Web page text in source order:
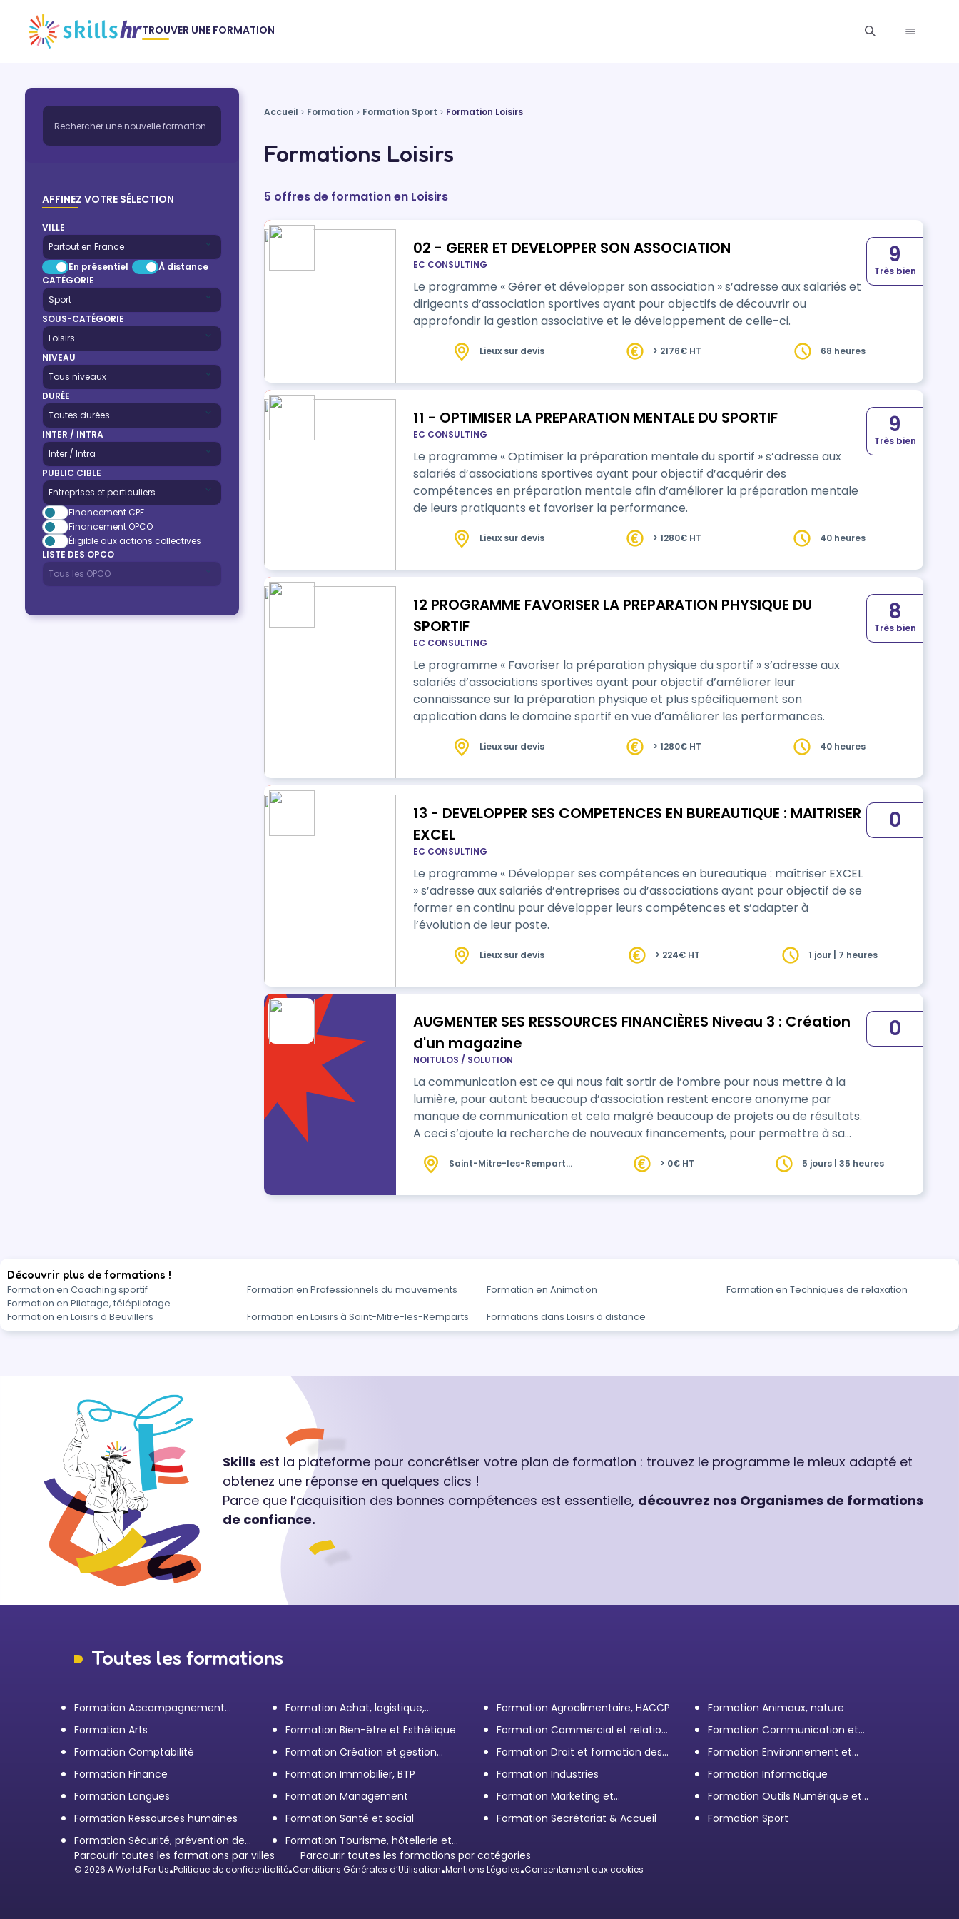
TROUVER UNE FORMATION
AFFINEZ VOTRE SÉLECTION
VILLE
En présentiel
À distance
CATÉGORIE
SOUS-CATÉGORIE
NIVEAU
DURÉE
INTER / INTRA
PUBLIC CIBLE
Financement CPF
Financement OPCO
Éligible aux actions collectives
LISTE DES OPCO
Accueil Formation Formation Sport Formation Loisirs
Formations Loisirs
5 offres de formation en Loisirs
02 - GERER ET DEVELOPPER SON ASSOCIATION
EC CONSULTING
Le programme « Gérer et développer son association » s’adresse aux salariés et
dirigeants d’association sportives ayant pour objectifs de découvrir ou
approfondir la gestion associative et le développement de celle-ci.
9
Très bien
Lieux sur devis > 2176€ HT 68 heures
11 - OPTIMISER LA PREPARATION MENTALE DU SPORTIF
EC CONSULTING
Le programme « Optimiser la préparation mentale du sportif » s’adresse aux
salariés d’associations sportives ayant pour objectif d’acquérir des
compétences en préparation mentale afin d’améliorer la préparation mentale
de leurs pratiquants et favoriser la performance.
9
Très bien
Lieux sur devis > 1280€ HT 40 heures
12 PROGRAMME FAVORISER LA PREPARATION PHYSIQUE DU
SPORTIF
EC CONSULTING
Le programme « Favoriser la préparation physique du sportif » s’adresse aux
salariés d’associations sportives ayant pour objectif d’améliorer leur
connaissance sur la préparation physique et plus spécifiquement son
application dans le domaine sportif en vue d’améliorer les performances.
8
Très bien
Lieux sur devis > 1280€ HT 40 heures
13 - DEVELOPPER SES COMPETENCES EN BUREAUTIQUE : MAITRISER
EXCEL
EC CONSULTING
Le programme « Développer ses compétences en bureautique : maîtriser EXCEL
» s’adresse aux salariés d’entreprises ou d’associations ayant pour objectif de se
former en continu pour développer leurs compétences et s’adapter à
l’évolution de leur poste.
0
Lieux sur devis > 224€ HT 1 jour | 7 heures
AUGMENTER SES RESSOURCES FINANCIÈRES Niveau 3 : Création
d'un magazine
NOITULOS / SOLUTION
La communication est ce qui nous fait sortir de l’ombre pour nous mettre à la
lumière, pour autant beaucoup d’association restent encore anonyme par
manque de communication et cela malgré beaucoup de projets ou de résultats.
A ceci s’ajoute la recherche de nouveaux financements, pour permettre à sa
deux éléments, c’est-à-dire la communication et la recherche de nouveaux
0
Saint-Mitre-les-Remparts
> 0€ HT 5 jours | 35 heures
Découvrir plus de formations !
Formation en Coaching sportif Formation en Professionnels du mouvements Formation en Animation
Formation en Techniques de relaxation
Formation en Pilotage, télépilotage
Formation en Loisirs à Beuvillers
Formation en Loisirs à Saint-Mitre-les-Remparts Formations dans Loisirs à distance
Skills est la plateforme pour concrétiser votre plan de formation : trouvez le programme le mieux adapté et
obtenez une réponse en quelques clics !
Parce que l’acquisition des bonnes compétences est essentielle, découvrez nos Organismes de formations
de confiance.
Toutes les formations
Formation Accompagnement
personnel et Bilan de
compétences
Formation Achat, logistique,
transport
Formation Agroalimentaire, HACCP
Formation Animaux, nature
Formation Arts
Formation Bien-être et Esthétique
Formation Commercial et relation
client
Formation Communication et
efficacité personnelle et
professionnelle
Formation Comptabilité
Formation Création et gestion
d'entreprise
Formation Droit et formation des
Élus
Formation Environnement et
démarche RSE
Formation Finance Formation Immobilier, BTP Formation Industries
Formation Informatique
Formation Langues
Formation Management
Formation Marketing et
Communication d'entreprise
Formation Outils Numérique et
Bureautique
Formation Ressources humaines Formation Santé et social Formation Secrétariat & Accueil
Formation Sport
Formation Sécurité, prévention des
risques et qualité
Formation Tourisme, hôtellerie et
restauration
Parcourir toutes les formations par villes Parcourir toutes les formations par catégories
© 2026 A World For Us•Politique de confidentialité•Conditions Générales d’Utilisation•Mentions Légales•Consentement aux cookies